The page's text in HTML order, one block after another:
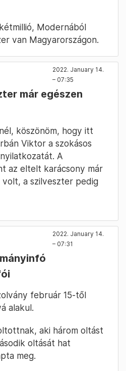
Modernából
van Magyarországon.
2022. January 14.
– 07:35
már egészen
köszönöm, hogy itt
Viktor a szokásos
A
az eltelt karácsony már
volt, a szilveszter pedig
2022. January 14.
– 07:31
február 15-től
alakul.
aki három oltást
oltását hat
meg.